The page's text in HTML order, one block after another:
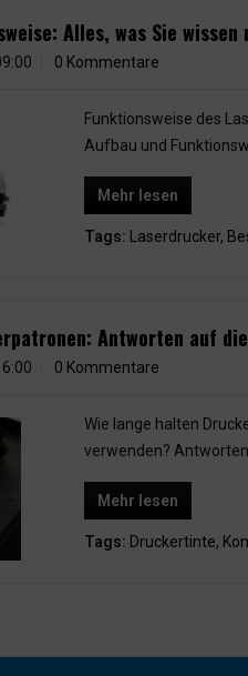
Alles, was Sie
0 Kommentare
Funktionsweise des
Aufbau und
Mehr lesen
Tags: Laserdrucker,
Antworten auf
0 Kommentare
Wie lange halten
verwenden?
Mehr lesen
Tags: Druckertinte,